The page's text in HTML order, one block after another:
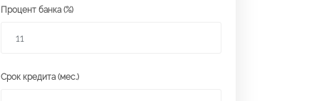
Процент банка (%)
Срок кредита (мес.)